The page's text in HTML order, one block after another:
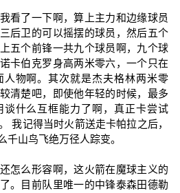
看了一下啊，算上主力和边缘球员
后卫的可以摇摆的球员，然后五个
五个前锋一共九个球员啊，九个球
卡伯克罗身高两米零六，一个只在
物啊。其次就是杰夫格林两米零
清楚吧，即使他年轻的时候，最多
什么互框能力了啊，真正卡尝试
我记得当时火箭送走卡帕拉之后，
千山鸟飞绝万径人踪变。
怎么形容啊，这火箭在魔球主义的
。目前队里唯一的中锋泰森田德勒